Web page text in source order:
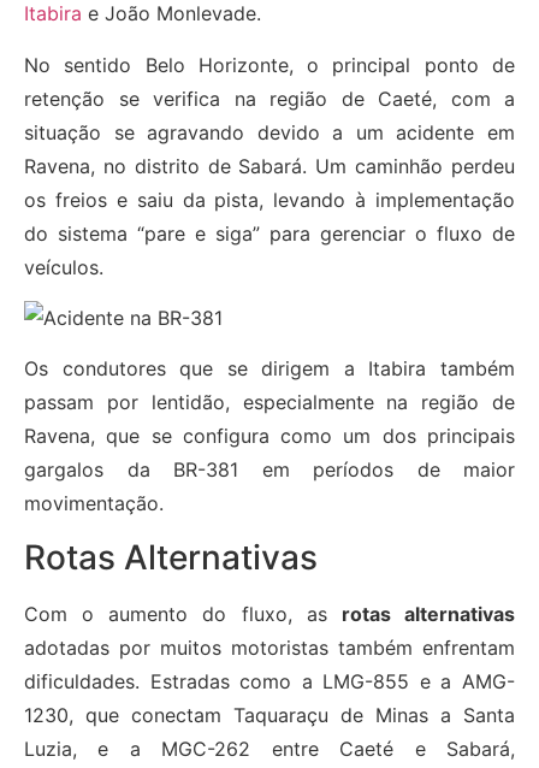
Itabira e João Monlevade.
No sentido Belo Horizonte, o principal ponto de
retenção se verifica na região de Caeté, com a
situação se agravando devido a um acidente em
Ravena, no distrito de Sabará. Um caminhão perdeu
os freios e saiu da pista, levando à implementação
do sistema “pare e siga” para gerenciar o fluxo de
veículos.
Os condutores que se dirigem a Itabira também
passam por lentidão, especialmente na região de
Ravena, que se configura como um dos principais
gargalos da BR-381 em períodos de maior
movimentação.
Rotas Alternativas
Com o aumento do fluxo, as rotas alternativas
adotadas por muitos motoristas também enfrentam
dificuldades. Estradas como a LMG-855 e a AMG-
1230, que conectam Taquaraçu de Minas a Santa
Luzia, e a MGC-262 entre Caeté e Sabará,